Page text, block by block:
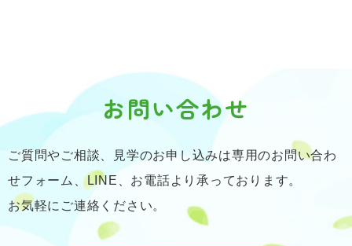
お問い合わせ
ご質問やご相談、見学のお申し込みは専用のお問い合わ
せフォーム、LINE、お電話より承っております。
お気軽にご連絡ください。